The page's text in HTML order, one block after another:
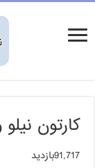
کارتون
91,717بازدید